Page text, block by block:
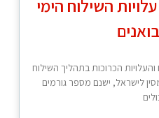
השילוח הימי
הכרוכות בתהליך השילוח
לישראל, ישנם מספר גורמים